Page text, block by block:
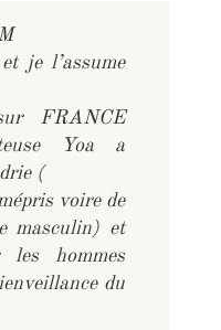
je l’assume
FRANCE
Yoa a
(
voire de
masculin) et
hommes
du